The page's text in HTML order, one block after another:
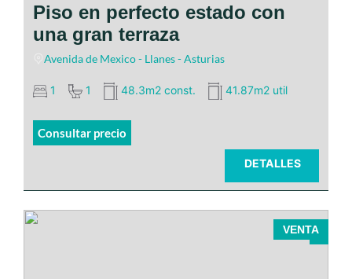
Piso en perfecto estado con
una gran terraza
Avenida de Mexico - Llanes - Asturias
1 1 48.3m2 const. 41.87m2 util
Consultar precio
DETALLES
VENTA
un precioso piso en el